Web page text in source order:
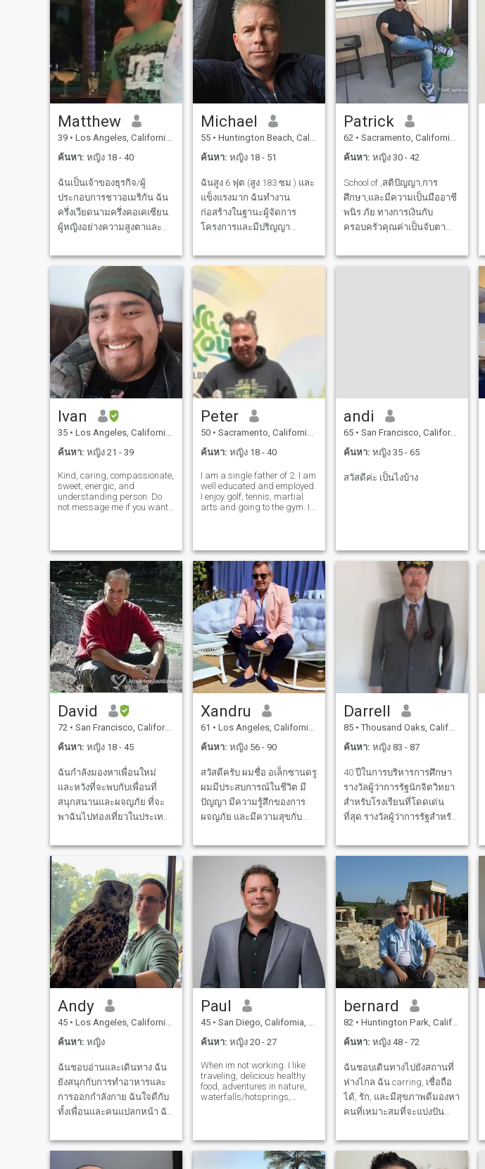
โอเค) ไม่ทราบ - เป็นที่
ต้องการอย่างมาก ความ
หลงใหลในที่สุดของฉันคือ
การแสดงการเขียนและการ
บันทึกเพลง... การปล่อยอัลบั้ม
สามอัลบั้ม ผมทำงานเป็นช่าง
ภาพโอพทาลิกที่ตีพิมพ์ผ่าน
ฉันมีส่วนร่วมในการศึกษา
หลายครั้ง (ปัจจุบัน... ชีวิต) ฉัน
อยากรู้ความหลงใหลของคุณ
ใครในชีวิตคุณ
Matthew
39 • Los Angeles, California, สหรัฐอเมริกา
ค้นหา: หญิง 18 - 40
ฉันเป็นเจ้าของธุรกิจ/ผู้
ประกอบการชาวอเมริกัน ฉัน
ครึ่งเวียดนามครึ่งคอเคเซียน.
ผู้หญิงอย่างความสูงตาและ
สนทนา ผมเริ่มอาชีพเป็นพ่อ
ครัว... แล้วผมก็เข้ามาดูแล
ธุรกิจก่อสร้างเชิงพาณิชย์ของ
ครอบครัว ฉันจะเป็นพ่อครัวที่
หัวใจเสมอ ฉันมีความมั่นคง
และพร้อมที่จะเริ่มต้นบทต่อ
ไปของชีวิตของฉัน ฉันเป็นพ่อ
คนเดียวและลูกชายของฉัน
เป็นโลกของฉันอย่างแน่นอน
ถามอะไรฉันหน่อยสิ
Michael
55 • Huntington Beach, California, สหรัฐอเมริกา
ค้นหา: หญิง 18 - 51
ฉันสูง 6 ฟุต (สูง 183 ซม.) และ
แข็งแรงมาก ฉันทำงาน
ก่อสร้างในฐานะผู้จัดการ
โครงการและมีปริญญา
โรคระบาดฉันใช้ชีวิตเพื่อ
ขยายและประสบความสำเร็จ
คนบ้างาน มันคงจะดีถ้าได้
หยุดและดมกลิ่นกุหลาบสัก
ครั้ง
Patrick
62 • Sacramento, California, สหรัฐอเมริกา
ค้นหา: หญิง 30 - 42
School of ,สติปัญญา,การ
ศึกษา,และมีความเป็นมืออาชี
พนิร ภัย ทางการเงินกับ
ครอบครัวคุณค่าเป็นจับตา
การแต่งงานของเลดี้ ผมหวัง
ชีวิตคุณ. ผมรู้สึกว่าผมมีเป็น
จำนวนมากที่จะให้สิทธิของ
บุคคล
Ivan
35 • Los Angeles, California, สหรัฐอเมริกา
ค้นหา: หญิง 21 - 39
Kind, caring, compassionate,
sweet, energic, and
understanding person. Do
not message me if you want
video chat. I am also looking
for a wife as I have no kids or
wife
Peter
50 • Sacramento, California, สหรัฐอเมริกา
ค้นหา: หญิง 18 - 40
I am a single father of 2. I am
well educated and employed.
I enjoy golf, tennis, martial
arts and going to the gym. I
know exactly who I am. I am
not perfect, but I am kind
andi
65 • San Francisco, California, สหรัฐอเมริกา
ค้นหา: หญิง 35 - 65
สวัสดีค่ะ เป็นไงบ้าง
David
72 • San Francisco, California, สหรัฐอเมริกา
ค้นหา: หญิง 18 - 45
ฉันกําลังมองหาเพื่อนใหม่
และหวังที่จะพบกับเพื่อนที่
สนุกสนานและผจญภัย ที่จะ
พาฉันไปท่องเที่ยวในประเทศ
เว็บนี้มา 120 วันแล้ว จนถึง
ตอนนี้มีผู้หญิงเพียง 96 คน
เท่านั้นที่ตอบรับ ฉันต้องการ
อีก 63 คน นั่นจะทําให้ 51 จาก
ทั้งหมด 99 คุณคิดว่ามันคือ
อะไร? คุณฉลาดพอที่จะ
ติดต่อฉันไหม
Xandru
61 • Los Angeles, California, สหรัฐอเมริกา
ค้นหา: หญิง 56 - 90
สวัสดีครับ ผมชื่อ อเล็กซานดรู
ผมมีประสบการณ์ในชีวิต มี
ปัญญา มีความรู้สึกของการ
ผจญภัย และมีความสุขกับ
หลงใหลของผม - การเล่นเปีย
เดินทางและอื่น ๆ อีกมากมาย
ฉันให้ความสําคัญกับความ
ซื่อสัตย์ ความจงรักภักดี และ
ความใจดี คู่สมควรของฉันคือ
คนที่แบ่งปันคุณสมบัติเหล่านี้
Darrell
85 • Thousand Oaks, California, สหรัฐอเมริกา
ค้นหา: หญิง 83 - 87
40 ปีในการบริหารการศึกษา
รางวัลผู้ว่าการรัฐนักจิตวิทยา
สำหรับโรงเรียนที่โดดเด่น
ที่สุด รางวัลผู้ว่าการรัฐสำหรับ
ในปี อาสาสมัครแห่งปี ช่วย
นักเรียนเชิงพฤติกรรมใหม่
เริ่มทดลองทำอาหารใหม่ 3
ครั้ง เงินกู้คริสตจักร 3 รี
ไฟแนนซ์ เปลี่ยนภารกิจของ
โบสถ์หนึ่งแห่งเพื่อรวมความ
ต้องการในท้องถิ่น ชอบช่วย
เหลือผู้อื่นที่มีสินทรัพย์น้อย
Andy
45 • Los Angeles, California, สหรัฐอเมริกา
ค้นหา: หญิง
ฉันชอบอ่านและเดินทาง ฉัน
ยังสนุกกับการทำอาหารและ
การออกกำลังกาย ฉันใจดีกับ
ทั้งเพื่อนและคนแปลกหน้า ฉัน
ความทะเยอทะยานและ
Paul
45 • San Diego, California, สหรัฐอเมริกา
ค้นหา: หญิง 20 - 27
When im not working. I like
traveling, delicious healthy
food, adventures in nature,
waterfalls/hotsprings,
theater. I dont like most
hiphop or rap.... I have trem
bernard
82 • Huntington Park, California, สหรัฐอเมริกา
ค้นหา: หญิง 48 - 72
ฉันชอบเดินทางไปยังสถานที่
ห่างไกล ฉัน carring, เชื่อถือ
ได้, รัก, และมีสุขภาพดีมองหา
คนที่เหมาะสมที่จะแบ่งปัน
HOBBYS คือ PHOTAGRAHY,
ตกปลา.......... ฉันชอบดูหนัง